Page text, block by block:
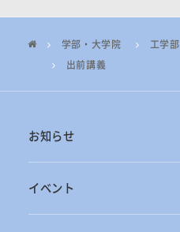
学部・大学院 工学部
出前講義
お知らせ
イベント